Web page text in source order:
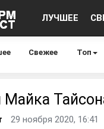
ЛУЧШЕЕ
Свежее Топ
Майка
29 ноября 2020, 16:41